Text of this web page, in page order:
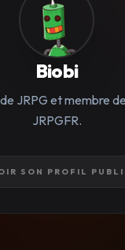
Biobi
JRPG et membre
JRPGFR.
SON PROFIL